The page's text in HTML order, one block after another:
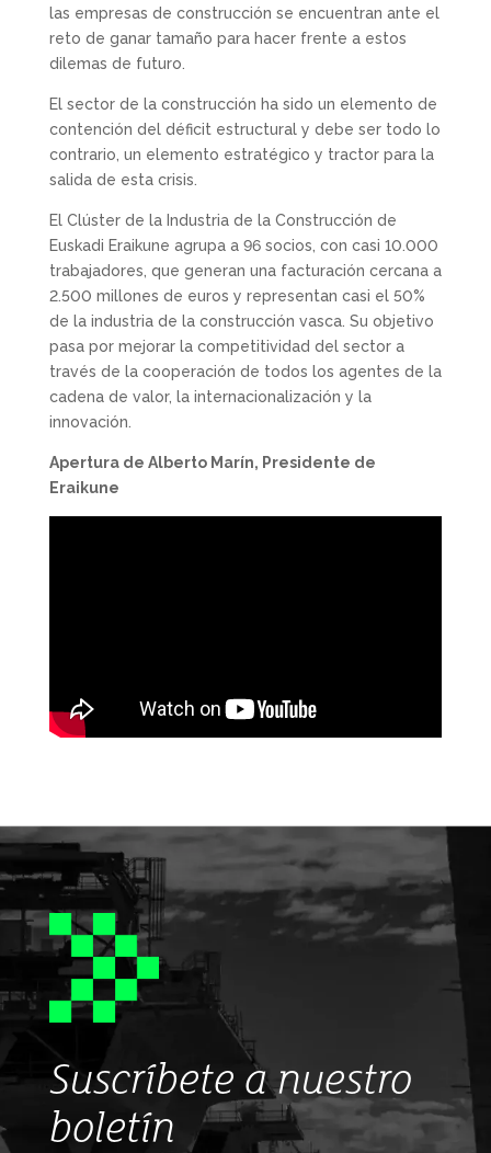
las empresas de construcción se encuentran ante el
reto de ganar tamaño para hacer frente a estos
dilemas de futuro.
El sector de la construcción ha sido un elemento de
contención del déficit estructural y debe ser todo lo
contrario, un elemento estratégico y tractor para la
salida de esta crisis.
El Clúster de la Industria de la Construcción de
Euskadi Eraikune agrupa a 96 socios, con casi 10.000
trabajadores, que generan una facturación cercana a
2.500 millones de euros y representan casi el 50%
de la industria de la construcción vasca. Su objetivo
pasa por mejorar la competitividad del sector a
través de la cooperación de todos los agentes de la
cadena de valor, la internacionalización y la
innovación.
Apertura de Alberto Marín, Presidente de
Eraikune
Suscríbete a nuestro
boletín